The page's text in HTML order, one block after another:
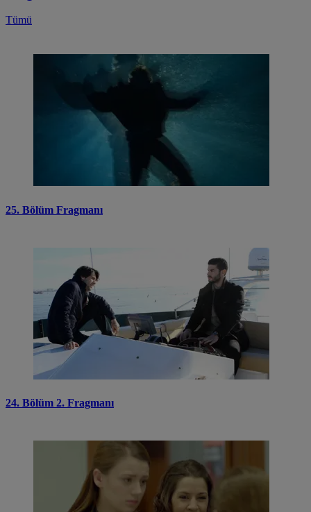
Tümü
25. Bölüm Fragmanı
24. Bölüm 2. Fragmanı